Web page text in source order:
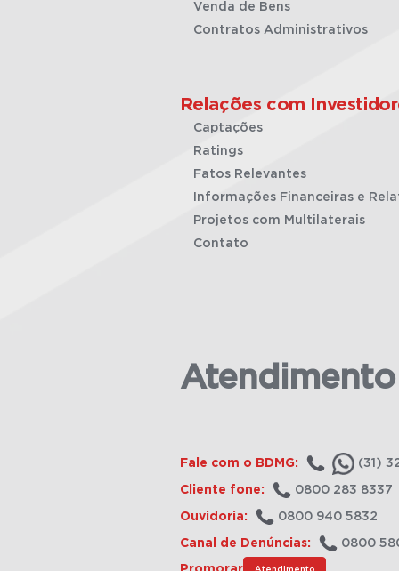
Venda de Bens
Contratos Administrativos
Relações com
Captações
Ratings
Fatos Relevantes
Informações Financeiras e
Projetos com Multilaterais
Contato
Atendimento
Fale com o BDMG: (31)
Cliente fone: 0800 283 8337
Ouvidoria: 0800 940 5832
Canal de Denúncias: 0800
Atendimento